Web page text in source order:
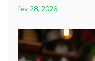
fev 28, 2026